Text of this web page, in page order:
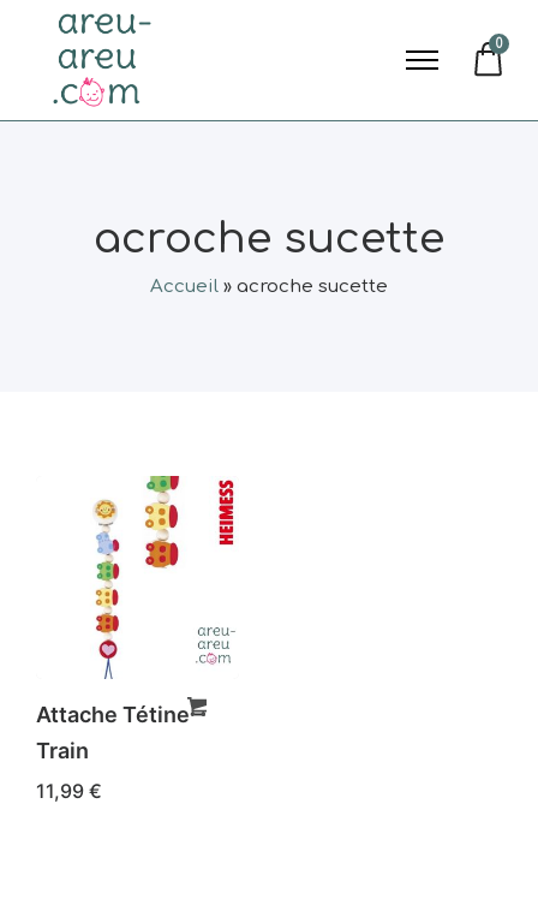
0
acroche sucette
Accueil » acroche sucette
Attache Tétine –
Train
11,99 €